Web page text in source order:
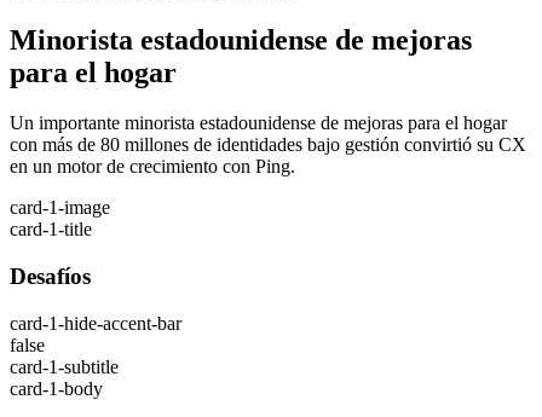
Minorista estadounidense de mejoras
para el hogar
Un importante minorista estadounidense de mejoras para el hogar
con más de 80 millones de identidades bajo gestión convirtió su CX
en un motor de crecimiento con Ping.
card-1-image
card-1-title
Desafíos
card-1-hide-accent-bar
false
card-1-subtitle
card-1-body